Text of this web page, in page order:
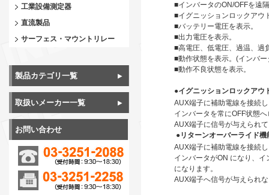
工業設備測定器
直流製品
サーフェス・マウントリレー
製品カテゴリ一覧
取扱いメーカー一覧
お問い合わせ
■インバータのON/OFFを遠
■イグニッションロックアウ
■バッテリー電圧を表示。
■出力電圧を表示。
■高電圧、低電圧、過温、過
■動作状態を表示。(インバ
■動作不良状態を表示。
●イグニッションロックアウ
AUX端子に補助電線を接続
インバータを常にOFF状態
AUX端子に信号が与えられ
●リターンオーバーライド機
AUX端子に補助電線を接続
インバータがON になり、
になります。
AUX端子へ信号が与えられ